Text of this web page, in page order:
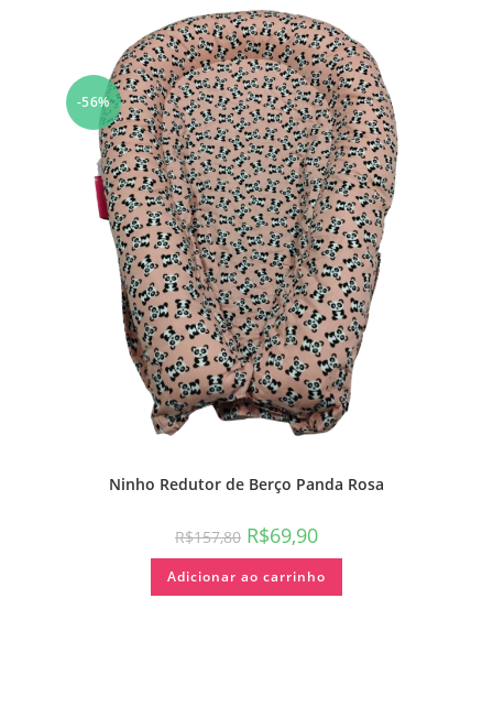
-56%
Ninho Redutor de Berço Panda Rosa
R$157,80 R$69,90
Adicionar ao carrinho